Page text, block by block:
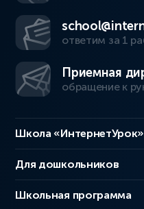
ответим за 1
Приемная
обращение к
Школа «ИнтернетУрок»
Для дошкольников
Школьная программа